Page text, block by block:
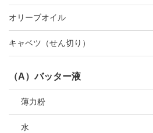
オリーブオイル
キャベツ（せん切り）
（A）バッター液
薄力粉
水